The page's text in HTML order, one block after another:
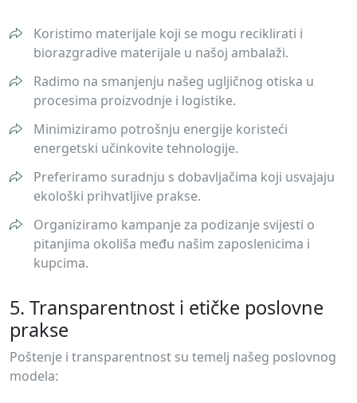
Koristimo materijale koji se mogu reciklirati i
biorazgradive materijale u našoj ambalaži.
Radimo na smanjenju našeg ugljičnog otiska u
procesima proizvodnje i logistike.
Minimiziramo potrošnju energije koristeći
energetski učinkovite tehnologije.
Preferiramo suradnju s dobavljačima koji usvajaju
ekološki prihvatljive prakse.
Organiziramo kampanje za podizanje svijesti o
pitanjima okoliša među našim zaposlenicima i
kupcima.
5. Transparentnost i etičke poslovne
prakse
Poštenje i transparentnost su temelj našeg poslovnog
modela: